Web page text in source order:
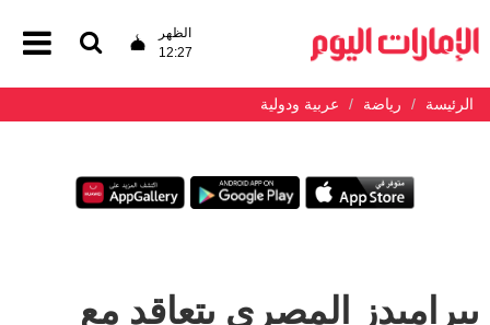
الظهر
12:27
الرئيسة رياضة عربية ودولية
بيراميدز المصري يتعاقد مع